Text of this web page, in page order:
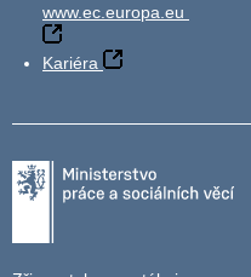
www.ec.europa.eu
Kariéra